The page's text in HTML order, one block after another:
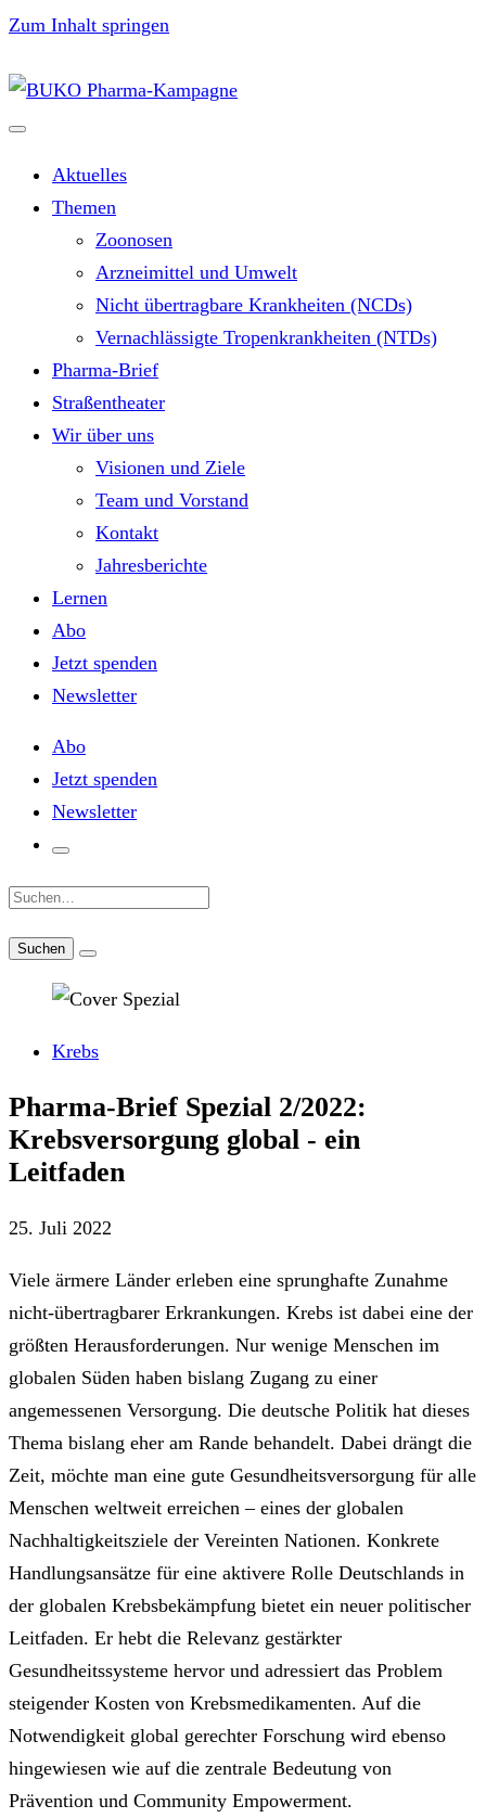
Zum Inhalt springen
Aktuelles
Themen
Zoonosen
Arzneimittel und Umwelt
Nicht übertragbare Krankheiten (NCDs)
Vernachlässigte Tropenkrankheiten (NTDs)
Pharma-Brief
Straßentheater
Wir über uns
Visionen und Ziele
Team und Vorstand
Kontakt
Jahresberichte
Lernen
Abo
Jetzt spenden
Newsletter
Abo
Jetzt spenden
Newsletter
Suche:
Krebs
Pharma-Brief Spezial 2/2022:
Krebsversorgung global - ein
Leitfaden
25. Juli 2022
Viele ärmere Länder erleben eine sprunghafte Zunahme
nicht-übertragbarer Erkrankungen. Krebs ist dabei eine der
größten Herausforderungen. Nur wenige Menschen im
globalen Süden haben bislang Zugang zu einer
angemessenen Versorgung. Die deutsche Politik hat dieses
Thema bislang eher am Rande behandelt. Dabei drängt die
Zeit, möchte man eine gute Gesundheitsversorgung für alle
Menschen weltweit erreichen – eines der globalen
Nachhaltigkeitsziele der Vereinten Nationen. Konkrete
Handlungsansätze für eine aktivere Rolle Deutschlands in
der globalen Krebsbekämpfung bietet ein neuer politischer
Leitfaden. Er hebt die Relevanz gestärkter
Gesundheitssysteme hervor und adressiert das Problem
steigender Kosten von Krebsmedikamenten. Auf die
Notwendigkeit global gerechter Forschung wird ebenso
hingewiesen wie auf die zentrale Bedeutung von
Prävention und Community Empowerment.